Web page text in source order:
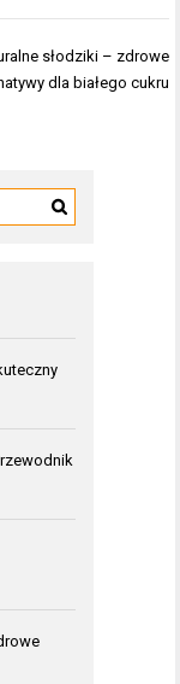
słodziki – zdrowe
dla białego cukru